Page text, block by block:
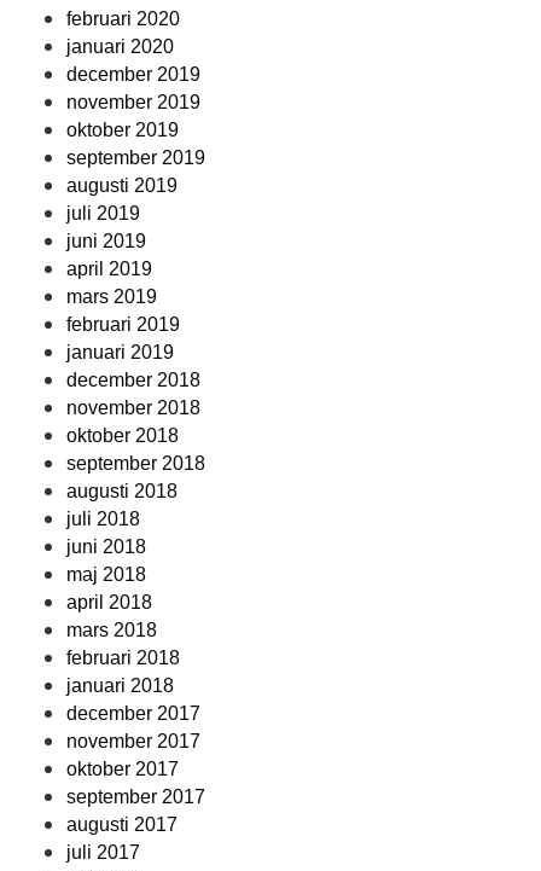
februari 2020
januari 2020
december 2019
november 2019
oktober 2019
september 2019
augusti 2019
juli 2019
juni 2019
april 2019
mars 2019
februari 2019
januari 2019
december 2018
november 2018
oktober 2018
september 2018
augusti 2018
juli 2018
juni 2018
maj 2018
april 2018
mars 2018
februari 2018
januari 2018
december 2017
november 2017
oktober 2017
september 2017
augusti 2017
juli 2017